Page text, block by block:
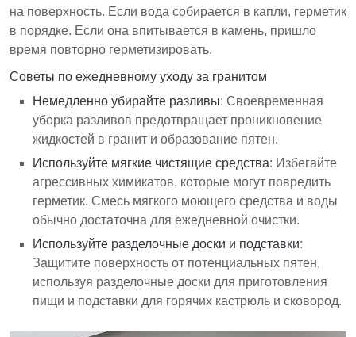
на поверхность. Если вода собирается в капли, герметик
в порядке. Если она впитывается в камень, пришло
время повторно герметизировать.
Советы по ежедневному уходу за гранитом
Немедленно убирайте разливы: Своевременная
уборка разливов предотвращает проникновение
жидкостей в гранит и образование пятен.
Используйте мягкие чистящие средства: Избегайте
агрессивных химикатов, которые могут повредить
герметик. Смесь мягкого моющего средства и воды
обычно достаточна для ежедневной очистки.
Используйте разделочные доски и подставки:
Защитите поверхность от потенциальных пятен,
используя разделочные доски для приготовления
пищи и подставки для горячих кастрюль и сковород.